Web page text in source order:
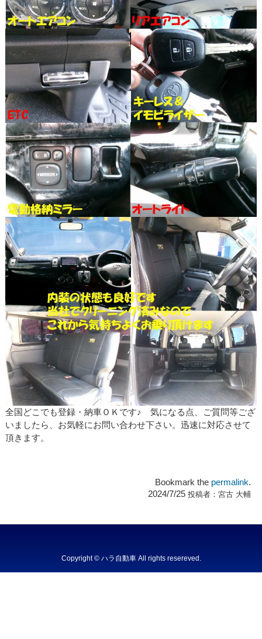
全国どこでも登録・納車ＯＫです♪ 気になる点、ご質問等ござ
いましたら、お気軽にお問い合わせ下さい。迅速に対応させて
頂きます。
Bookmark the permalink.
2024/7/25 投稿者：宮古 大輔
Copyright © ハラ自動車 All rights resereved.Powered by DJCOM Inc.